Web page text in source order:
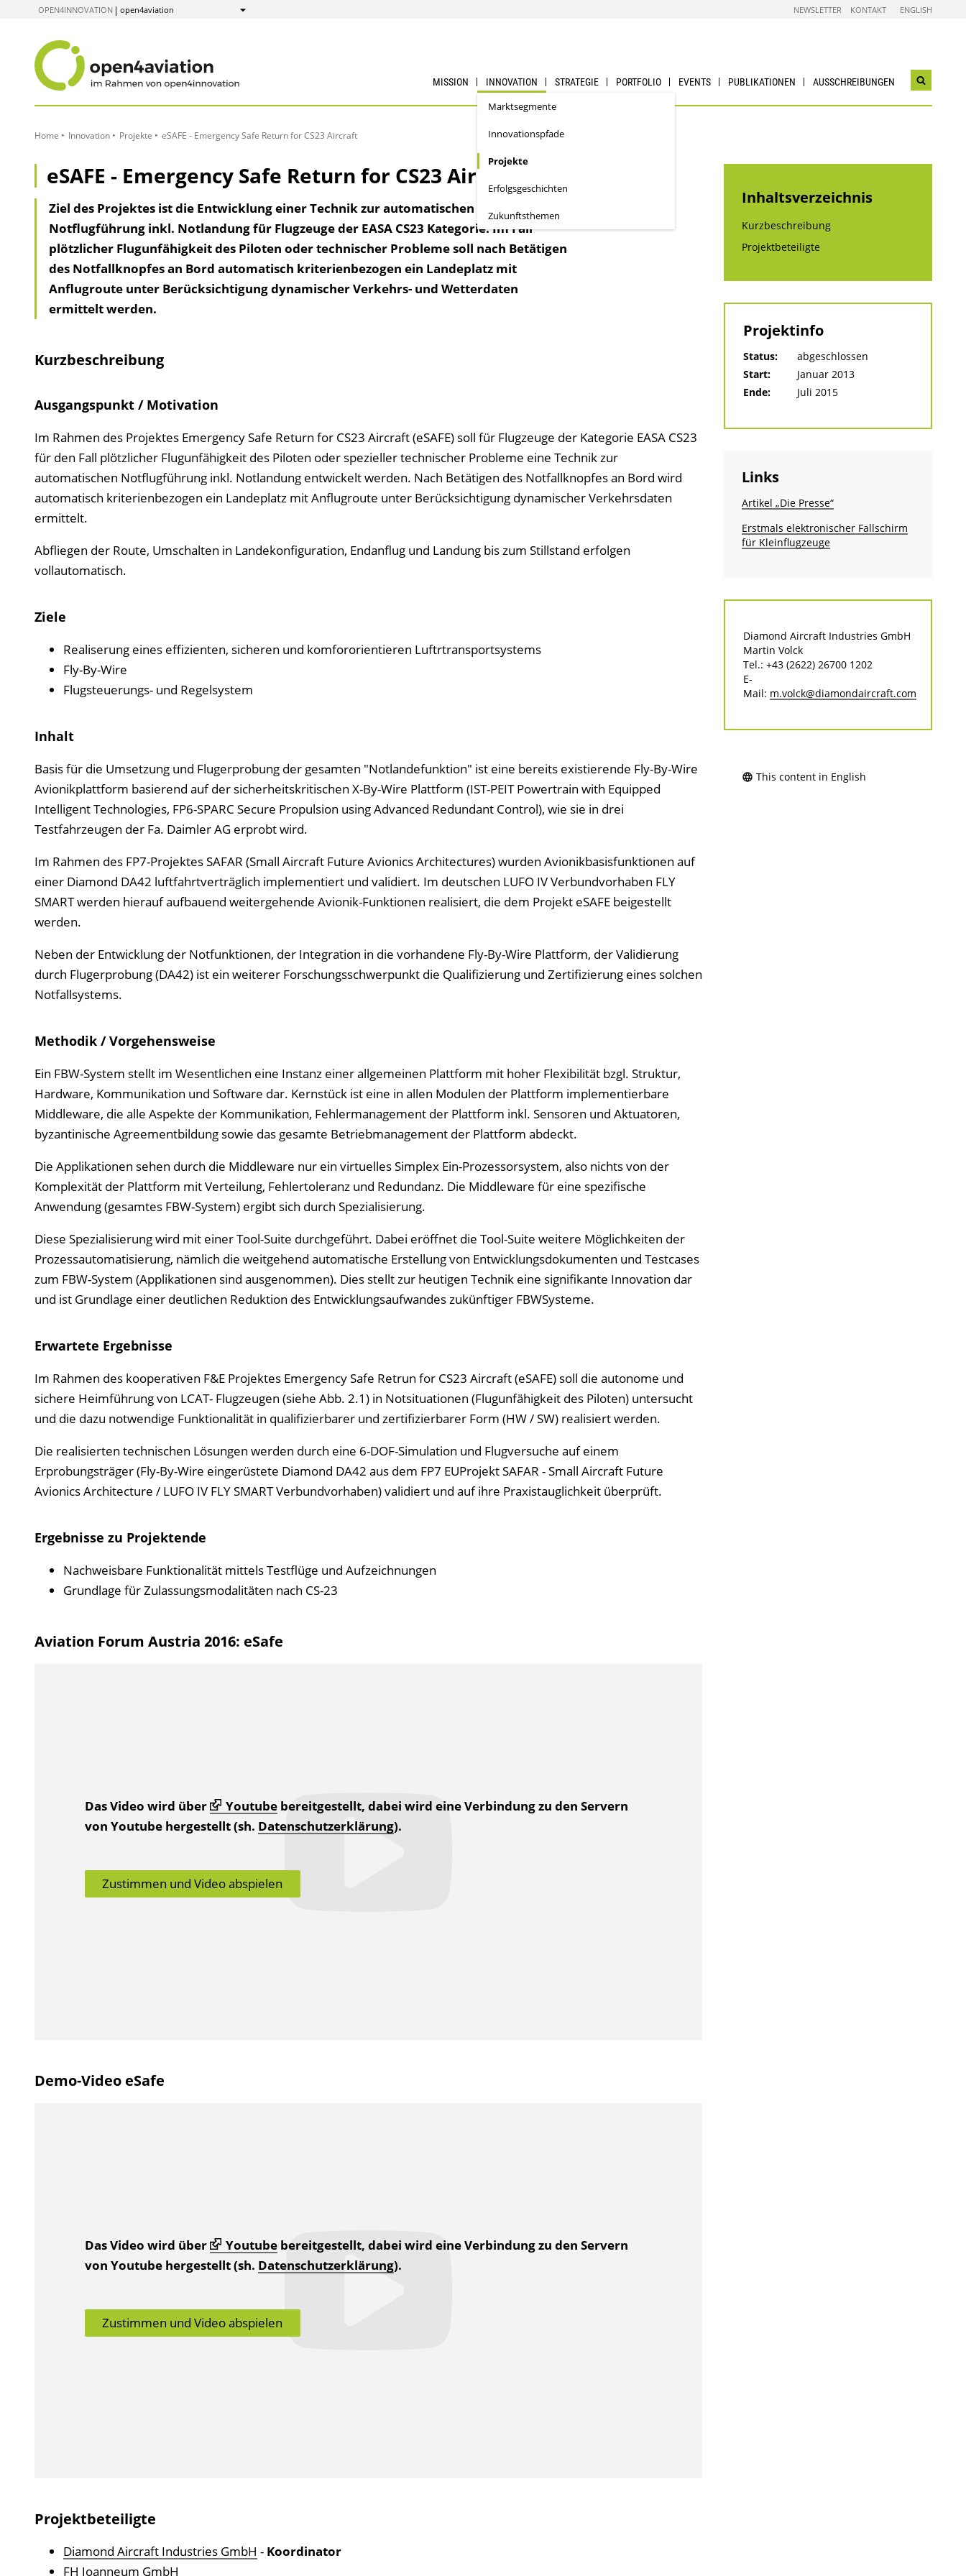
OPEN4INNOVATION open4aviation
Anzeigen
NEWSLETTER KONTAKT ENGLISH
MISSION INNOVATION
Marktsegmente
Innovationspfade
Projekte
Erfolgs­geschichten
Zukunftsthemen
STRATEGIE PORTFOLIO EVENTS PUBLIKATIONEN AUSSCHREIBUNGEN
Home Innovation Projekte eSAFE - Emergency Safe Return for CS23 Aircraft
eSAFE - Emergency Safe Return for CS23 Aircraft
Ziel des Projektes ist die Entwicklung einer Technik zur automatischen
Notflugführung inkl. Notlandung für Flugzeuge der EASA CS23 Kategorie. Im Fall
plötzlicher Flugunfähigkeit des Piloten oder technischer Probleme soll nach Betätigen
des Notfallknopfes an Bord automatisch kriterienbezogen ein Landeplatz mit
Anflugroute unter Berücksichtigung dynamischer Verkehrs- und Wetterdaten
ermittelt werden.
Kurzbeschreibung
Ausgangspunkt / Motivation
Im Rahmen des Projektes Emergency Safe Return for CS23 Aircraft (eSAFE) soll für Flugzeuge der Kategorie EASA CS23
für den Fall plötzlicher Flugunfähigkeit des Piloten oder spezieller technischer Probleme eine Technik zur
automatischen Notflugführung inkl. Notlandung entwickelt werden. Nach Betätigen des Notfallknopfes an Bord wird
automatisch kriterienbezogen ein Landeplatz mit Anflugroute unter Berücksichtigung dynamischer Verkehrsdaten
ermittelt.
Abfliegen der Route, Umschalten in Landekonfiguration, Endanflug und Landung bis zum Stillstand erfolgen
vollautomatisch.
Ziele
Realiserung eines effizienten, sicheren und komfororientieren Luftrtransportsystems
Fly-By-Wire
Flugsteuerungs- und Regelsystem
Inhalt
Basis für die Umsetzung und Flugerprobung der gesamten "Notlandefunktion" ist eine bereits existierende Fly-By-Wire
Avionikplattform basierend auf der sicherheitskritischen X-By-Wire Plattform (IST-PEIT Powertrain with Equipped
Intelligent Technologies, FP6-SPARC Secure Propulsion using Advanced Redundant Control), wie sie in drei
Testfahrzeugen der Fa. Daimler AG erprobt wird.
Im Rahmen des FP7-Projektes SAFAR (Small Aircraft Future Avionics Architectures) wurden Avionikbasisfunktionen auf
einer Diamond DA42 luftfahrtverträglich implementiert und validiert. Im deutschen LUFO IV Verbundvorhaben FLY
SMART werden hierauf aufbauend weitergehende Avionik-Funktionen realisiert, die dem Projekt eSAFE beigestellt
werden.
Neben der Entwicklung der Notfunktionen, der Integration in die vorhandene Fly-By-Wire Plattform, der Validierung
durch Flugerprobung (DA42) ist ein weiterer Forschungsschwerpunkt die Qualifizierung und Zertifizierung eines solchen
Notfallsystems.
Methodik / Vorgehensweise
Ein FBW-System stellt im Wesentlichen eine Instanz einer allgemeinen Plattform mit hoher Flexibilität bzgl. Struktur,
Hardware, Kommunikation und Software dar. Kernstück ist eine in allen Modulen der Plattform implementierbare
Middleware, die alle Aspekte der Kommunikation, Fehlermanagement der Plattform inkl. Sensoren und Aktuatoren,
byzantinische Agreementbildung sowie das gesamte Betriebmanagement der Plattform abdeckt.
Die Applikationen sehen durch die Middleware nur ein virtuelles Simplex Ein-Prozessorsystem, also nichts von der
Komplexität der Plattform mit Verteilung, Fehlertoleranz und Redundanz. Die Middleware für eine spezifische
Anwendung (gesamtes FBW-System) ergibt sich durch Spezialisierung.
Diese Spezialisierung wird mit einer Tool-Suite durchgeführt. Dabei eröffnet die Tool-Suite weitere Möglichkeiten der
Prozessautomatisierung, nämlich die weitgehend automatische Erstellung von Entwicklungsdokumenten und Testcases
zum FBW-System (Applikationen sind ausgenommen). Dies stellt zur heutigen Technik eine signifikante Innovation dar
und ist Grundlage einer deutlichen Reduktion des Entwicklungsaufwandes zukünftiger FBWSysteme.
Erwartete Ergebnisse
Im Rahmen des kooperativen F&E Projektes Emergency Safe Retrun for CS23 Aircraft (eSAFE) soll die autonome und
sichere Heimführung von LCAT- Flugzeugen (siehe Abb. 2.1) in Notsituationen (Flugunfähigkeit des Piloten) untersucht
und die dazu notwendige Funktionalität in qualifizierbarer und zertifizierbarer Form (HW / SW) realisiert werden.
Die realisierten technischen Lösungen werden durch eine 6-DOF-Simulation und Flugversuche auf einem
Erprobungsträger (Fly-By-Wire eingerüstete Diamond DA42 aus dem FP7 EUProjekt SAFAR - Small Aircraft Future
Avionics Architecture / LUFO IV FLY SMART Verbundvorhaben) validiert und auf ihre Praxistauglichkeit überprüft.
Ergebnisse zu Projektende
Nachweisbare Funktionalität mittels Testflüge und Aufzeichnungen
Grundlage für Zulassungsmodalitäten nach CS-23
Aviation Forum Austria 2016: eSafe
Das Video wird über Youtubebereitgestellt, dabei wird eine Verbindung zu den Servern
von Youtube hergestellt (sh. Datenschutzerklärung).
Zustimmen und Video abspielen
Demo-Video eSafe
Das Video wird über Youtubebereitgestellt, dabei wird eine Verbindung zu den Servern
von Youtube hergestellt (sh. Datenschutzerklärung).
Zustimmen und Video abspielen
Projektbeteiligte
Diamond Aircraft Industries GmbH - Koordinator
FH Joanneum GmbH
Inhaltsverzeichnis
Kurzbeschreibung
Projektbeteiligte
Projektinfo
Status:
abgeschlossen
Start:
Januar 2013
Ende:
Juli 2015
Links
Artikel „Die Presse“
Erstmals elektronischer Fallschirm
für Kleinflugzeuge
Diamond Aircraft Industries GmbH
Martin Volck
Tel.: +43 (2622) 26700 1202
E-
Mail: m.volck@diamondaircraft.com
This content in English